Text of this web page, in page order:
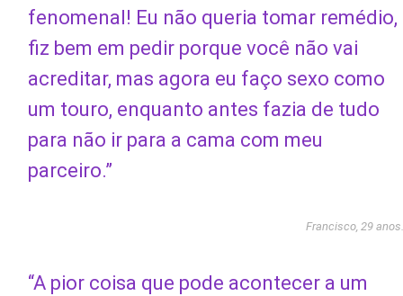
fenomenal! Eu não queria tomar remédio,
fiz bem em pedir porque você não vai
acreditar, mas agora eu faço sexo como
um touro, enquanto antes fazia de tudo
para não ir para a cama com meu
parceiro.”
Francisco, 29 anos.
“A pior coisa que pode acontecer a um